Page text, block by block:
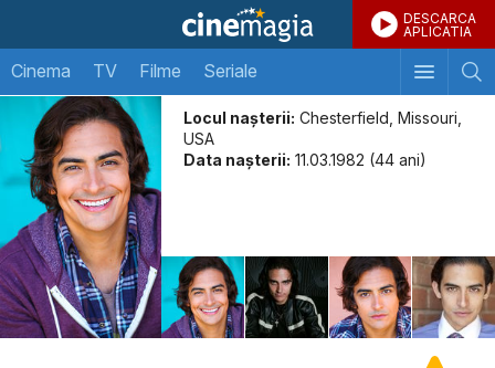
DESCARCA
APLICATIA
Cinema TV Filme Seriale
Locul naşterii: Chesterfield, Missouri,
USA
Data naşterii: 11.03.1982 (44 ani)